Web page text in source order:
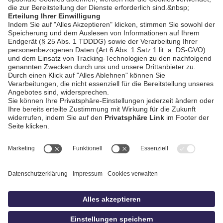
Stille Stunde (DEG)
AGB / Gewinnspiele
Datenschutz
Impressum
idowa.de